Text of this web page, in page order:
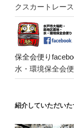
クスカートレー
保全会便り
水・環境保全会
紹介していただいた